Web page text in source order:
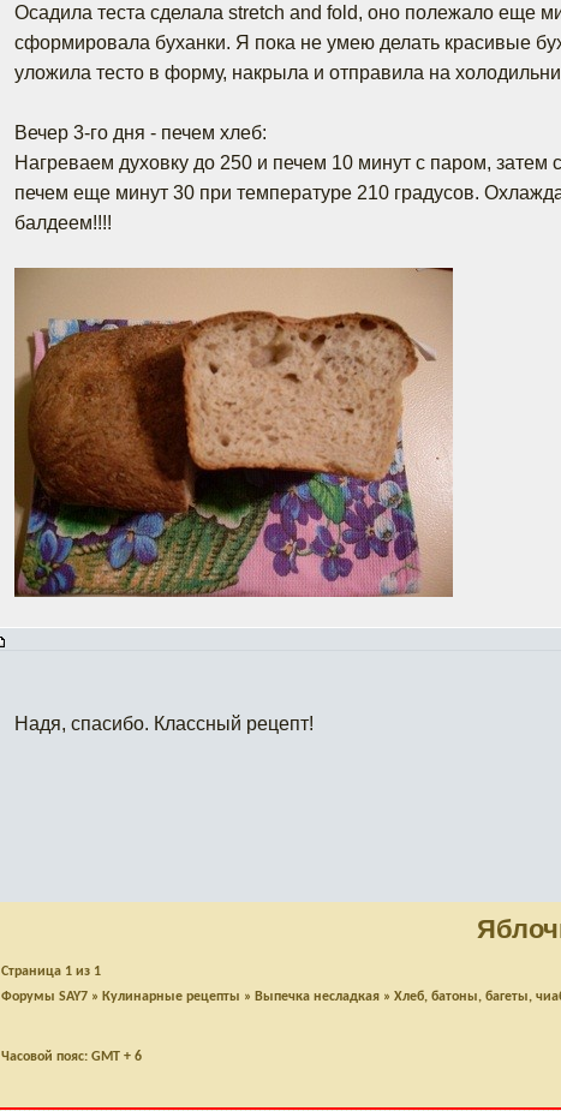
Осадила теста сделала stretch and fold, оно полежало еще
сформировала буханки. Я пока не умею делать красивые
уложила тесто в форму, накрыла и отправила на
Вечер 3-го дня - печем хлеб:
Нагреваем духовку до 250 и печем 10 минут с паром, затем
печем еще минут 30 при температуре 210 градусов.
балдеем!!!!
Надя, спасибо. Классный рецепт!
Страница 1 из 1
Форумы SAY7 » Кулинарные рецепты » Выпечка несладкая » Хлеб, батоны, багеты,
Часовой пояс: GMT + 6